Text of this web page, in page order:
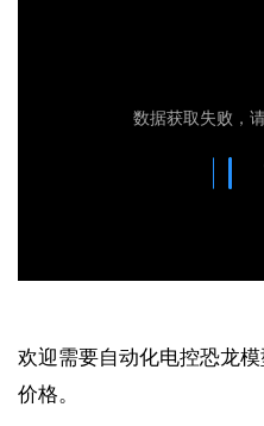
欢迎需要自动化电控恐龙
价格。